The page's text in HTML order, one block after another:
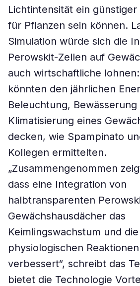
Lichtintensität ein
für Pflanzen sein können.
Simulation würde sich die
Perowskit-Zellen auf
auch wirtschaftliche
könnten den jährlichen
Beleuchtung, Bewässerung
Klimatisierung eines
decken, wie Spampinato
Kollegen ermittelten.
„Zusammengenommen
dass eine Integration von
halbtransparenten
Gewächshausdächer das
Keimlingswachstum und die
physiologischen
verbessert“, schreibt das
bietet die Technologie